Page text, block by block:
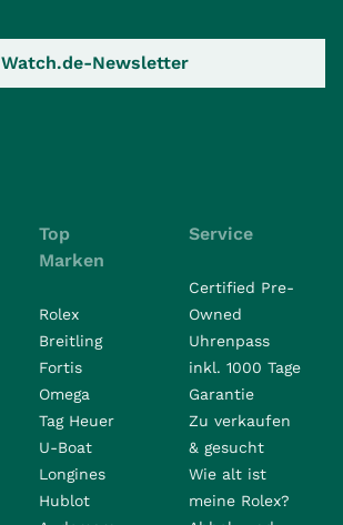
Watch.de-Newsletter
Top
Marken
Rolex
Breitling
Fortis
Omega
Tag Heuer
U-Boat
Longines
Hublot
Service
Certified Pre-
Owned
Uhrenpass
inkl. 1000 Tage
Garantie
Zu verkaufen
& gesucht
Wie alt ist
meine Rolex?